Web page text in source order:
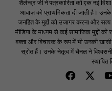
शैलेन्द्र जी ने पत्रकारिता को एक नई
आवाज़ को प्राथमिकता दी जाती है। उनके
जनहित के मुद्दों को उजागर करना और
मीडिया के माध्यम से कई सामाजिक मुद्दों को
वक्ता और विचारक के रूप में भी उनकी खासी
स्रोत हैं। उनके नेतृत्व में चैनल ने
स्थापित